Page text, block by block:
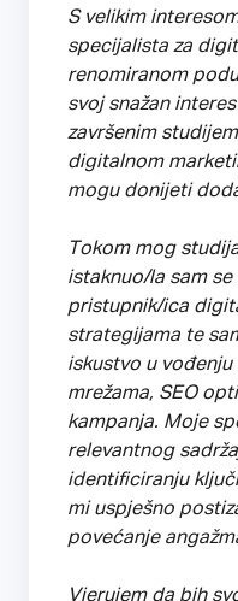
S velikim
specijalista za
renomiranom
svoj snažan
završenim
digitalnom
mogu donijeti
Tokom mog
istaknuo/la sam
pristupnik/ica
strategijama te
iskustvo u
mrežama, SEO
kampanja. Moje
relevantnog
identificiranju
mi uspješno
povećanje
Vjerujem da bih